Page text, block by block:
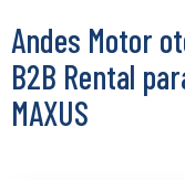
Andes Motor
B2B Rental
MAXUS